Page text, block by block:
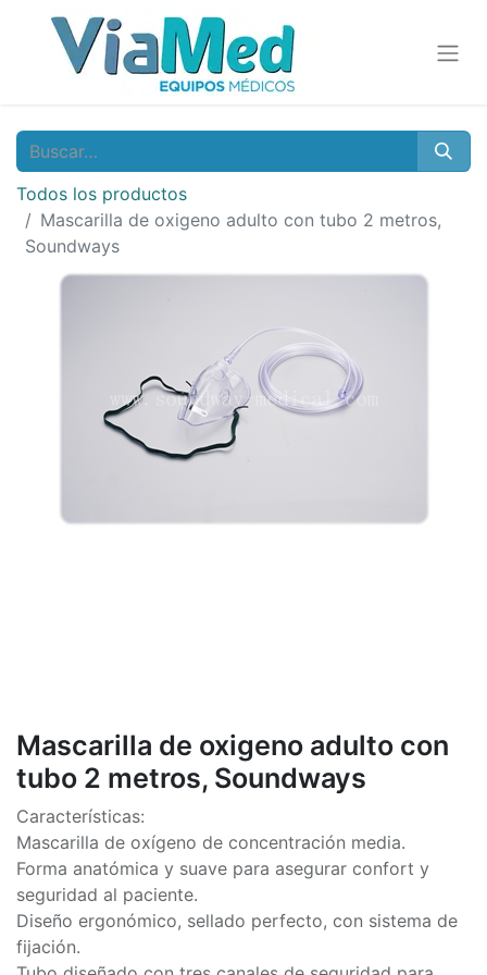
Todos los productos
Mascarilla de oxigeno adulto con tubo 2 metros,
Soundways
Mascarilla de oxigeno adulto con
tubo 2 metros, Soundways
Características:
Mascarilla de oxígeno de concentración media.
Forma anatómica y suave para asegurar confort y
seguridad al paciente.
Diseño ergonómico, sellado perfecto, con sistema de
fijación.